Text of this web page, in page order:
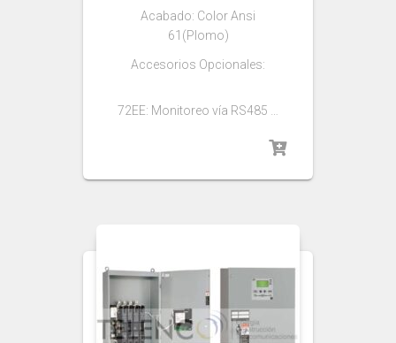
Acabado: Color Ansi
61(Plomo)
Accesorios Opcionales:
72EE: Monitoreo vía RS485 …